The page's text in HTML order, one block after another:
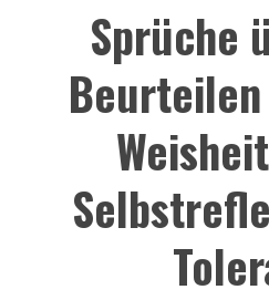
Sprüche